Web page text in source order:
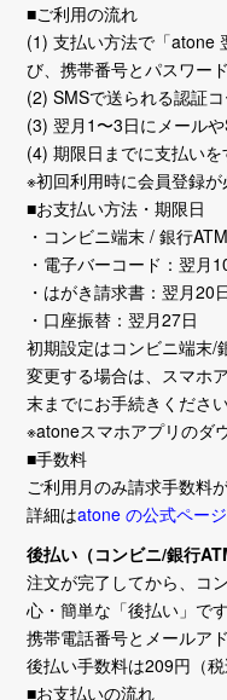
■ご利用の流れ
(1) 支払い方法で「atone
び、携帯番号とパスワー
(2) SMSで送られる認証
(3) 翌月1〜3日にメール
(4) 期限日までに支払いを
※初回利用時に会員登録が
■お支払い方法・期限日
・コンビニ端末 / 銀行
・電子バーコード：翌月
・はがき請求書：翌月20
・口座振替：翌月27日
初期設定はコンビニ端末/
変更する場合は、スマホ
末までにお手続きください
※atoneスマホアプリのダ
■手数料
ご利用月のみ請求手数料
詳細はatone の公式ページ
後払い（コンビニ/銀行
注文が完了してから、コ
心・簡単な「後払い」です
携帯電話番号とメールア
後払い手数料は209円（税
■お支払いの流れ